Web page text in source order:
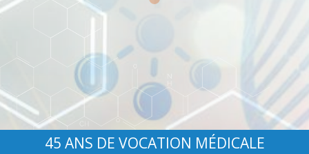
45 ANS DE VOCATION MÉDICALE